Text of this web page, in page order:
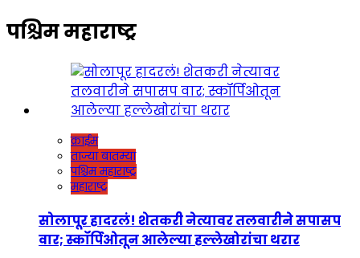
पश्चिम महाराष्ट्र
क्राईम
ताज्या बातम्या
पश्चिम महाराष्ट्र
महाराष्ट्र
सोलापूर हादरलं! शेतकरी नेत्यावर तलवारीने सपासप
वार; स्कॉर्पिओतून आलेल्या हल्लेखोरांचा थरार